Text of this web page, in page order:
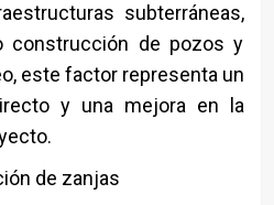
subterráneas,
construcción de pozos y
este factor representa un
y una mejora en la
de zanjas